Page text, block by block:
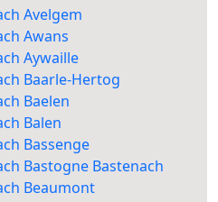
Avelgem
Awans
Aywaille
Baarle-Hertog
Baelen
Balen
Bassenge
Bastogne Bastenach
Beaumont